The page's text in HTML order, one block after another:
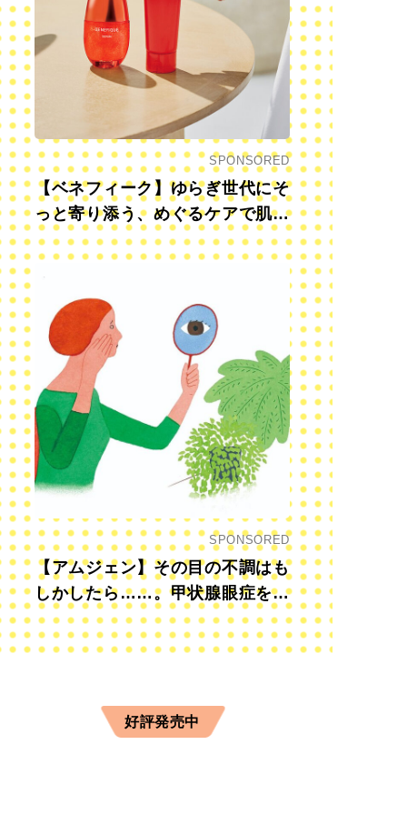
SPONSORED
【ベネフィーク】ゆらぎ世代にそ
っと寄り添う、めぐるケアで肌も
心も前向きに
SPONSORED
【アムジェン】その目の不調はも
しかしたら……。甲状腺眼症を知
っていますか？
好評発売中